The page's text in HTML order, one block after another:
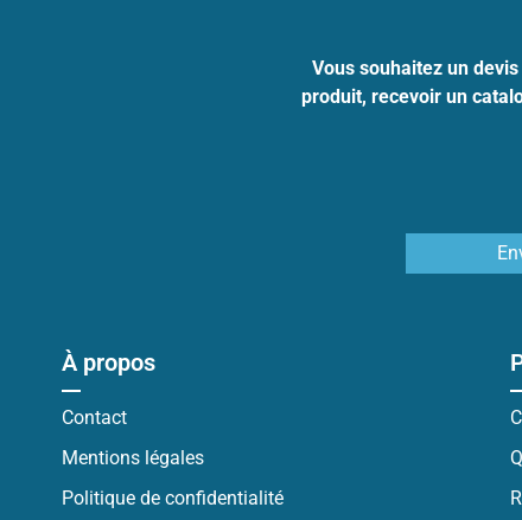
Vous souhaitez un
produit, recevoir un
À propos
Contact
Mentions légales
Politique de confidentialité